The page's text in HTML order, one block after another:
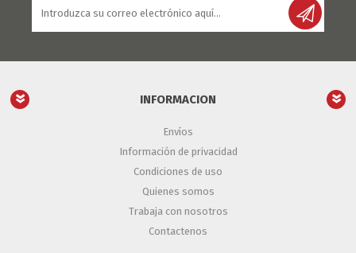
INFORMACION
Envíos
Información de privacidad
Condiciones de uso
Quienes somos
Trabaja con nosotros
Contactenos